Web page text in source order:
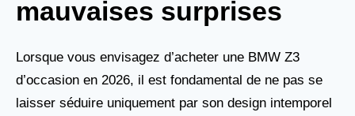
mauvaises surprises
Lorsque vous envisagez d’acheter une BMW Z3
d’occasion en 2026, il est fondamental de ne pas se
laisser séduire uniquement par son design intemporel